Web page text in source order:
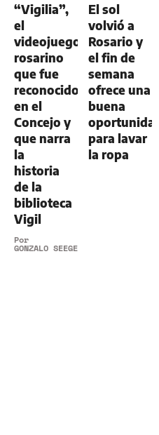
“Vigilia”,
el
videojuego
rosarino
que fue
reconocido
en el
Concejo y
que narra
la
historia
de la
biblioteca
Vigil
Por
GONZALO SEEGER
El sol
volvió a
Rosario y
el fin de
semana
ofrece una
buena
oportunidad
para lavar
la ropa